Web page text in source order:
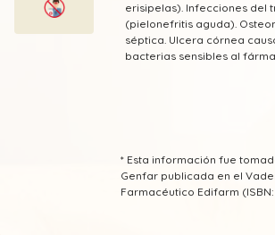
erisipelas). Infecciones del
(pielonefritis aguda).
séptica. Ulcera córnea
bacterias sensibles al
* Esta información fue
Genfar publicada en el
Farmacéutico Edifarm (ISBN: